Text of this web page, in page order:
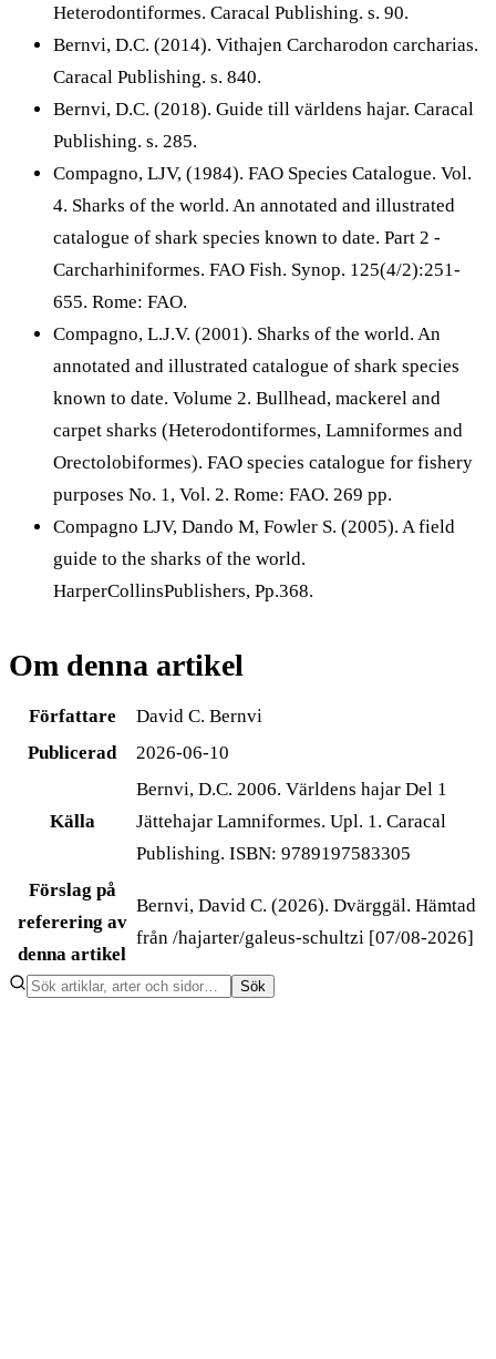
Heterodontiformes. Caracal Publishing. s. 90.
Bernvi, D.C. (2014). Vithajen Carcharodon carcharias.
Caracal Publishing. s. 840.
Bernvi, D.C. (2018). Guide till världens hajar. Caracal
Publishing. s. 285.
Compagno, LJV, (1984). FAO Species Catalogue. Vol.
4. Sharks of the world. An annotated and illustrated
catalogue of shark species known to date. Part 2 -
Carcharhiniformes. FAO Fish. Synop. 125(4/2):251-
655. Rome: FAO.
Compagno, L.J.V. (2001). Sharks of the world. An
annotated and illustrated catalogue of shark species
known to date. Volume 2. Bullhead, mackerel and
carpet sharks (Heterodontiformes, Lamniformes and
Orectolobiformes). FAO species catalogue for fishery
purposes No. 1, Vol. 2. Rome: FAO. 269 pp.
Compagno LJV, Dando M, Fowler S. (2005). A field
guide to the sharks of the world.
HarperCollinsPublishers, Pp.368.
Om denna artikel
Författare
David C. Bernvi
Publicerad
2026-06-10
Källa
Bernvi, D.C. 2006. Världens hajar Del 1
Jättehajar Lamniformes. Upl. 1. Caracal
Publishing. ISBN: 9789197583305
Förslag på
referering av
denna artikel
Bernvi, David C. (2026). Dvärggäl. Hämtad
från /hajarter/galeus-schultzi [07/08-2026]
Sök